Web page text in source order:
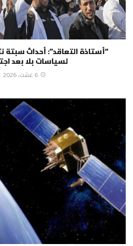
“أستاذة التعاقد”: أحداث
لسياسات بلا بعد
6 غشت، 2026